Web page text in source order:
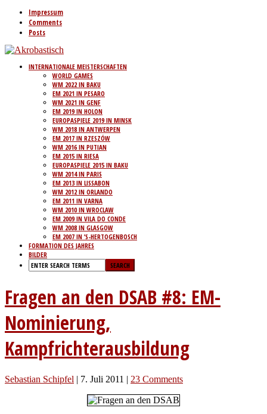
Impressum
Comments
Posts
INTERNATIONALE MEISTERSCHAFTEN
WORLD GAMES
WM 2022 IN BAKU
EM 2021 IN PESARO
WM 2021 IN GENF
EM 2019 IN HOLON
EUROPASPIELE 2019 IN MINSK
WM 2018 IN ANTWERPEN
EM 2017 IN RZESZÓW
WM 2016 IN PUTIAN
EM 2015 IN RIESA
EUROPASPIELE 2015 IN BAKU
WM 2014 IN PARIS
EM 2013 IN LISSABON
WM 2012 IN ORLANDO
EM 2011 IN VARNA
WM 2010 IN WROCLAW
EM 2009 IN VILA DO CONDE
WM 2008 IN GLASGOW
EM 2007 IN ’S-HERTOGENBOSCH
FORMATION DES JAHRES
BILDER
Fragen an den DSAB #8: EM-
Nominierung,
Kampfrichterausbildung
Sebastian Schipfel | 7. Juli 2011 | 23 Comments